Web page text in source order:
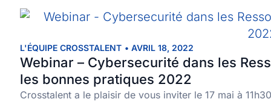
L'ÉQUIPE CROSSTALENT • AVRIL 18, 2022
Webinar – Cybersecurité dans les
les bonnes pratiques 2022
Crosstalent a le plaisir de vous inviter le 17 mai à